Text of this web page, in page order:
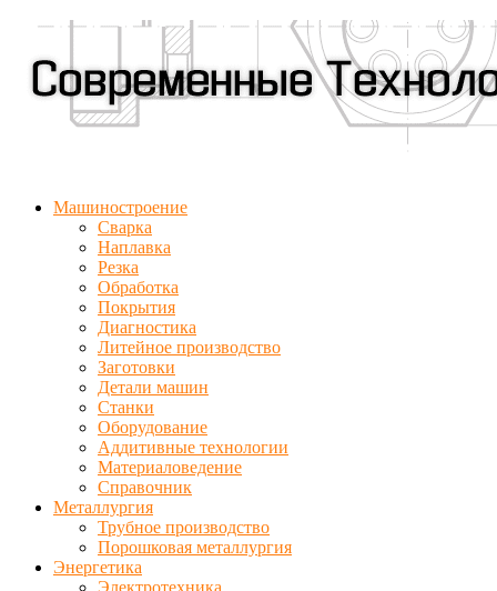
Машиностроение
Сварка
Наплавка
Резка
Обработка
Покрытия
Диагностика
Литейное производство
Заготовки
Детали машин
Станки
Оборудование
Аддитивные технологии
Материаловедение
Справочник
Металлургия
Трубное производство
Порошковая металлургия
Энергетика
Электротехника